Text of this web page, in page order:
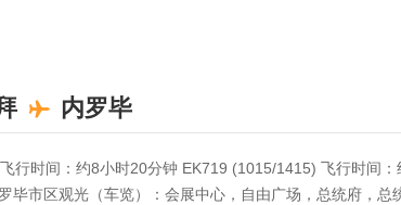
内罗毕
行时间：约8小时20分钟 EK719 (1015/1415) 飞行时间：
毕市区观光（车览）：会展中心，自由广场，总统府，